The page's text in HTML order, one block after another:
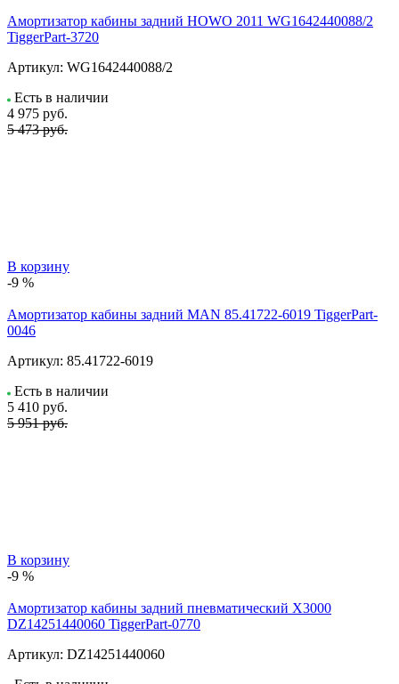
Амортизатор кабины задний HOWO 2011 WG1642440088/2
TiggerPart-3720
Артикул: WG1642440088/2
Есть в наличии
4 975 руб.
5 473 руб.
В корзину
-9 %
Амортизатор кабины задний MAN 85.41722-6019 TiggerPart-
0046
Артикул: 85.41722-6019
Есть в наличии
5 410 руб.
5 951 руб.
В корзину
-9 %
Амортизатор кабины задний пневматический X3000
DZ14251440060 TiggerPart-0770
Артикул: DZ14251440060